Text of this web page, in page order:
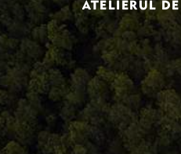
Comandă, plată, livrare
Întreținere produse
Facebook.com/atelieruldeistorie